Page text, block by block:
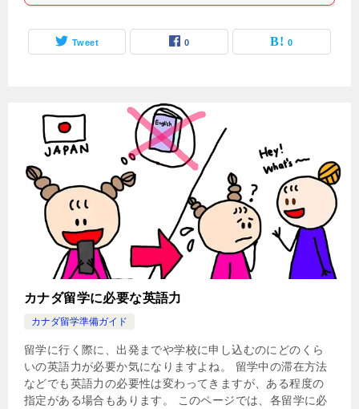
Tweet 0 0
カナダ留学に必要な英語力
カナダ留学準備ガイド
留学に行く際に、出発までや学校に申し込むのにどのくら
いの英語力が必要か気になりますよね。 留学中の滞在方法
などでも英語力の必要性は変わってきますが、ある程度の
指定がある場合もあります。 このページでは、各留学に必